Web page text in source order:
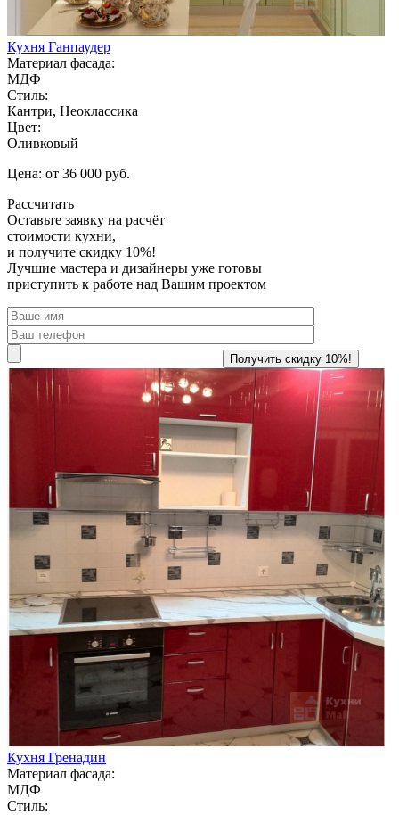
Кухня Ганпаудер
Материал фасада:
МДФ
Стиль:
Кантри, Неоклассика
Цвет:
Оливковый
Цена: от 36 000 руб.
Рассчитать
Оставьте заявку на расчёт
стоимости кухни,
и получите скидку 10%!
Лучшие мастера и дизайнеры уже готовы
приступить к работе над Вашим проектом
Кухня Гренадин
Материал фасада:
МДФ
Стиль: